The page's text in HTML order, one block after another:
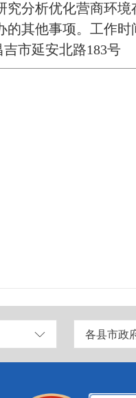
分析优化营商环
其他事项。工作时
市延安北路183号
各县市政